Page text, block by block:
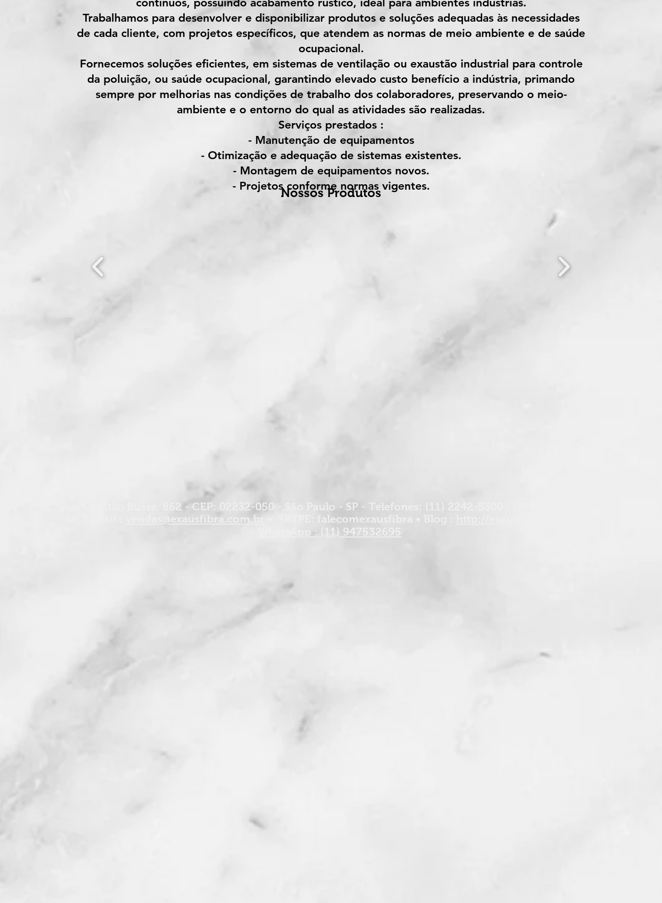
Trabalhamos para desenvolver e disponibilizar produtos e soluções adequadas às necessidades
de cada cliente, com projetos específicos, que atendem as normas de meio ambiente e de saúde
ocupacional.
Fornecemos soluções eficientes, em sistemas de ventilação ou exaustão industrial para controle
da poluição, ou saúde ocupacional, garantindo elevado custo benefício a indústria, primando
sempre por melhorias nas condições de trabalho dos colaboradores, preservando o meio-
ambiente e o entorno do qual as atividades são realizadas.
Serviços prestados :
- Manutenção de equipamentos
- Otimização e adequação de sistemas existentes.
- Montagem de equipamentos novos.
- Projetos conforme normas vigentes.
Nossos Produtos
Rua Capitão Busse, 862 - CEP: 02232-050 - São Paulo - SP - Telefones: (11) 2242-5300 / (11) 2242-9486 •
vendas@exausfibra.com.br • SKYPE: falecomexausfibra • Blog :
WhatsApp :
(11) 947532695